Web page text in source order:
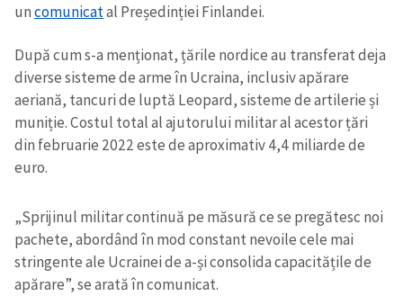
uncomunicatal Președinției Finlandei.
După cum s-a menționat, țările nordice au transferat deja
diverse sisteme de arme în Ucraina, inclusiv apărare
aeriană, tancuri de luptă Leopard, sisteme de artilerie și
muniție. Costul total al ajutorului militar al acestor țări
din februarie 2022 este de aproximativ 4,4 miliarde de
euro.
„Sprijinul militar continuă pe măsură ce se pregătesc noi
pachete, abordând în mod constant nevoile cele mai
stringente ale Ucrainei de a-și consolida capacitățile de
apărare”, se arată în comunicat.